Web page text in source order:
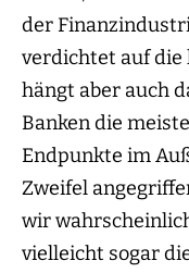
der
verdichtet auf die
hängt aber auch
Banken die
Endpunkte im
Zweifel
wir
vielleicht sogar